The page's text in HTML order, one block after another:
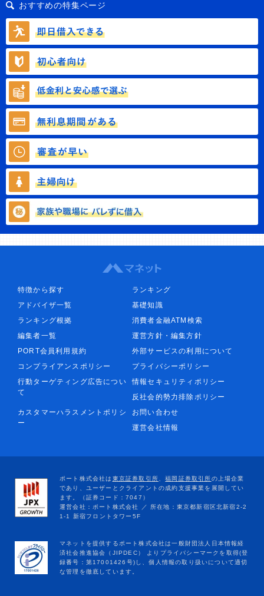
おすすめの特集ページ
特徴から探す
ランキング
アドバイザ一覧
基礎知識
ランキング根拠
消費者金融ATM検索
編集者一覧
運営方針・編集方針
PORT会員利用規約
外部サービスの利用について
コンプライアンスポリシー
プライバシーポリシー
行動ターゲティング広告につい
て
情報セキュリティポリシー
反社会的勢力排除ポリシー
カスタマーハラスメントポリシ
ー
お問い合わせ
運営会社情報